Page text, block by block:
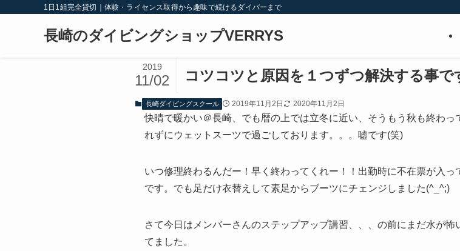
1日1組完全貸切｜体験・ライセンス取得から趣味で続けるダイバーまで
長崎のダイビングショップVERRYS
コツコツと原因を１つずつ解決する事で
2019
11/02
長崎ダイビングスクール 2019年11月2日 2020年11月2日
快晴で暖かい＠長崎、でも暦の上では立冬に近い、そうもう秋も終わ
れずにウェットスーツで過ごしております。。。嘘です(笑)
いつ修理終わるんだー！早く終わってくれー！！出勤時に不在票が入
です。でも足だけ衣替えして素足からブーツにチェンジしました(^_^;)
さて今日はメンバーさんのステップアップ講習、、、の前にまだ水が
てました。